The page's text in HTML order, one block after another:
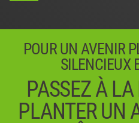
POUR UN AVENIR
SILENCIEUX
PASSEZ À
PLANTER UN